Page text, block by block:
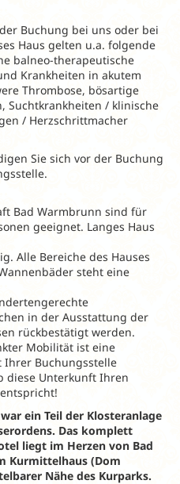
Buchung bei uns oder bei
Haus gelten u.a. folgende
balneo-therapeutische
Krankheiten in akutem
Thrombose, bösartige
Suchtkrankheiten / klinische
/ Herzschrittmacher
Sie sich vor der Buchung
Bad Warmbrunn sind für
geeignet. Langes Haus
Alle Bereiche des Hauses
steht eine
in der Ausstattung der
rückbestätigt werden.
Mobilität ist eine
Ihrer Buchungsstelle
diese Unterkunft Ihren
ein Teil der Klosteranlage
Das komplett
liegt im Herzen von Bad
Kurmittelhaus (Dom
Nähe des Kurparks.